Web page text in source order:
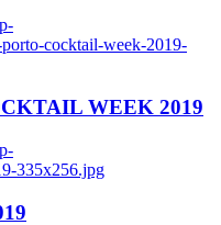
cocktail-week-2019-
WEEK 2019
335x256.jpg